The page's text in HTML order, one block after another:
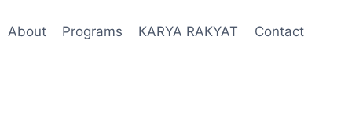
About Programs KARYA RAKYAT Contact